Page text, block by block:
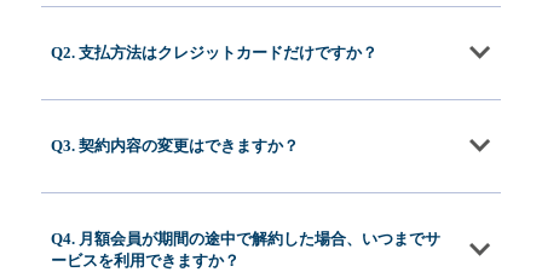
Q2. 支払方法はクレジットカードだけですか？
Q3. 契約内容の変更はできますか？
Q4. 月額会員が期間の途中で解約した場合、いつまでサ
ービスを利用できますか？